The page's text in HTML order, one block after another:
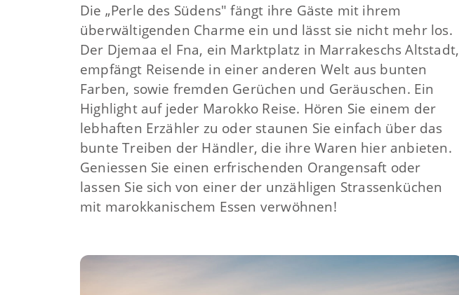
Die „Perle des Südens" fängt ihre Gäste mit ihrem
überwältigenden Charme ein und lässt sie nicht mehr los.
Der Djemaa el Fna, ein Marktplatz in Marrakeschs Altstadt,
empfängt Reisende in einer anderen Welt aus bunten
Farben, sowie fremden Gerüchen und Geräuschen. Ein
Highlight auf jeder Marokko Reise. Hören Sie einem der
lebhaften Erzähler zu oder staunen Sie einfach über das
bunte Treiben der Händler, die ihre Waren hier anbieten.
Geniessen Sie einen erfrischenden Orangensaft oder
lassen Sie sich von einer der unzähligen Strassenküchen
mit marokkanischem Essen verwöhnen!